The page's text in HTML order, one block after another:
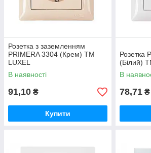
Розетка з заземленням
PRIMERA 3304 (Крем) ТМ
LUXEL
В наявності
91,10 ₴
Купити
Розетка
(Білий)
В
78,71 ₴